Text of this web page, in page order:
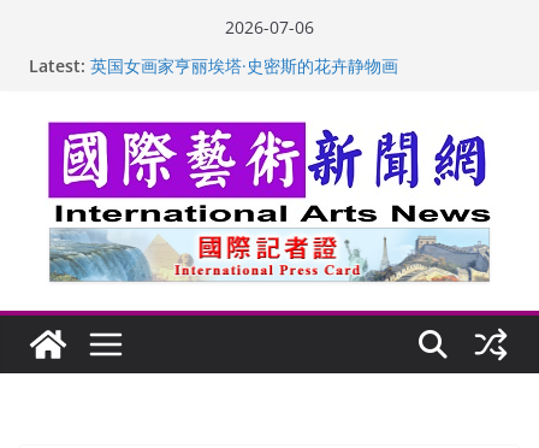
2026-07-06
Latest: “梵心”归处：一场展览 连着攀枝花的千里乡愁
美国人
玛丽安娜·卡拉切娃的绘画：幽默和难以言喻的快乐
苏方 ：“字”得其乐